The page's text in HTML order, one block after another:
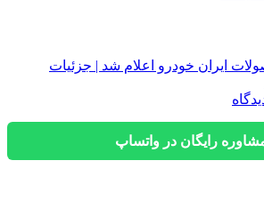
ایران خودرو اعلام شد | جزئیات
رایگان در واتساپ